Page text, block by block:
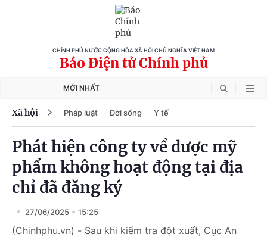
CHÍNH PHỦ NƯỚC CỘNG HÒA XÃ HỘI CHỦ NGHĨA VIỆT NAM
Báo Điện tử Chính phủ
MỚI NHẤT
Xã hội Pháp luật Đời sống Y tế
Phát hiện công ty về dược mỹ
phẩm không hoạt động tại địa
chỉ đã đăng ký
27/06/2025 15:25
(Chinhphu.vn) - Sau khi kiểm tra đột xuất, Cục An